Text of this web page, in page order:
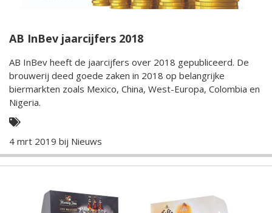
AB InBev jaarcijfers 2018
AB InBev heeft de jaarcijfers over 2018 gepubliceerd. De
brouwerij deed goede zaken in 2018 op belangrijke
biermarkten zoals Mexico, China, West-Europa, Colombia en
Nigeria.
4 mrt 2019 bij Nieuws